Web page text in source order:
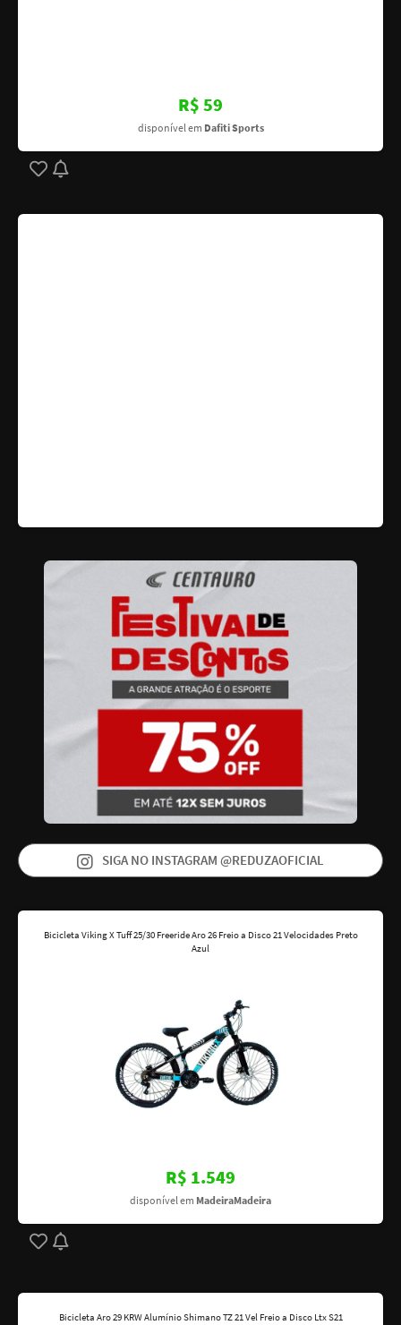
R$ 59
disponível em Dafiti Sports
SIGA NO INSTAGRAM @REDUZAOFICIAL
Bicicleta Viking X Tuff 25/30 Freeride Aro 26 Freio a Disco 21 Velocidades Preto
Azul
R$ 1.549
disponível em MadeiraMadeira
Bicicleta Aro 29 KRW Alumínio Shimano TZ 21 Vel Freio a Disco Ltx S21